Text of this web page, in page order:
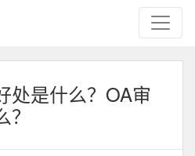
处是什么？OA审